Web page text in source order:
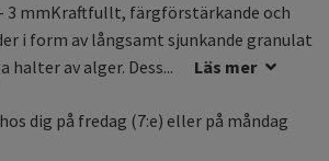
3 mmKraftfullt, färgförstärkande och
i form av långsamt sjunkande granulat
halter av alger. Dess...
Läs mer
dig på fredag (7:e) eller på måndag